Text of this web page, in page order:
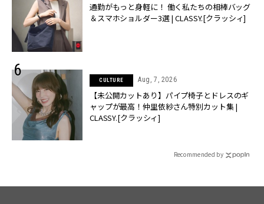
通勤がもっと身軽に！ 働く私たちの相棒バッグ
＆スマホショルダー3選 | CLASSY.[クラッシィ]
CULTURE Aug, 7, 2026
【未公開カットあり】パイプ椅子とドレスのギ
ャップが最高！仲里依紗さん特別カット集 |
CLASSY.[クラッシィ]
Recommended by